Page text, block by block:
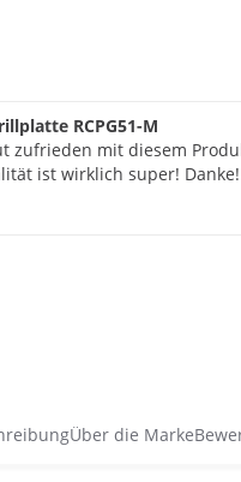
RCPG51-M
zufrieden mit diesem
ist wirklich super!
Über die Marke